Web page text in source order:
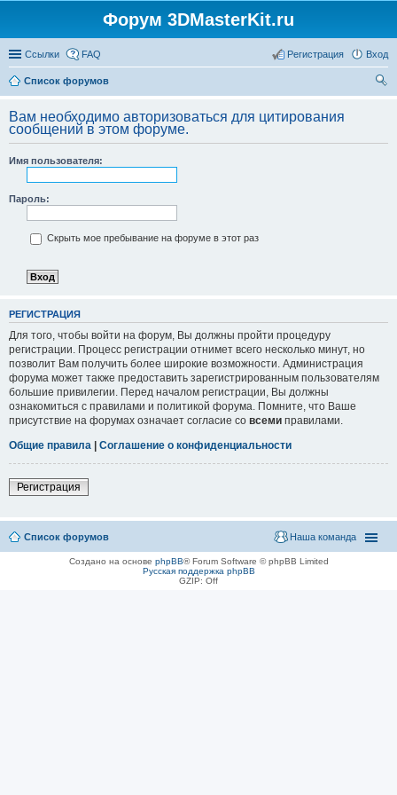
Форум 3DMasterKit.ru
Ссылки FAQ Вход
Регистрация
Список форумов
Вам необходимо авторизоваться для цитирования
сообщений в этом форуме.
Имя пользователя:
Пароль:
Скрыть мое пребывание на форуме в этот раз
РЕГИСТРАЦИЯ
Для того, чтобы войти на форум, Вы должны пройти процедуру
регистрации. Процесс регистрации отнимет всего несколько минут, но
позволит Вам получить более широкие возможности. Администрация
форума может также предоставить зарегистрированным пользователям
большие привилегии. Перед началом регистрации, Вы должны
ознакомиться с правилами и политикой форума. Помните, что Ваше
присутствие на форумах означает согласие со всеми правилами.
Общие правила | Соглашение о конфиденциальности
Регистрация
Список форумов Наша команда
Создано на основе phpBB® Forum Software © phpBB Limited
Русская поддержка phpBB
GZIP: Off